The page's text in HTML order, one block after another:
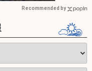
Recommended by